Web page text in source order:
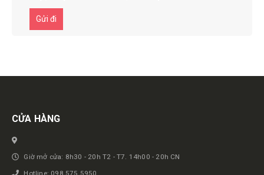
Get in touch
CỬA HÀNG
Giờ mở cửa: 8h30 - 20h T2 - T7. 14h00 - 20h CN
Hotline: 098.575.5950